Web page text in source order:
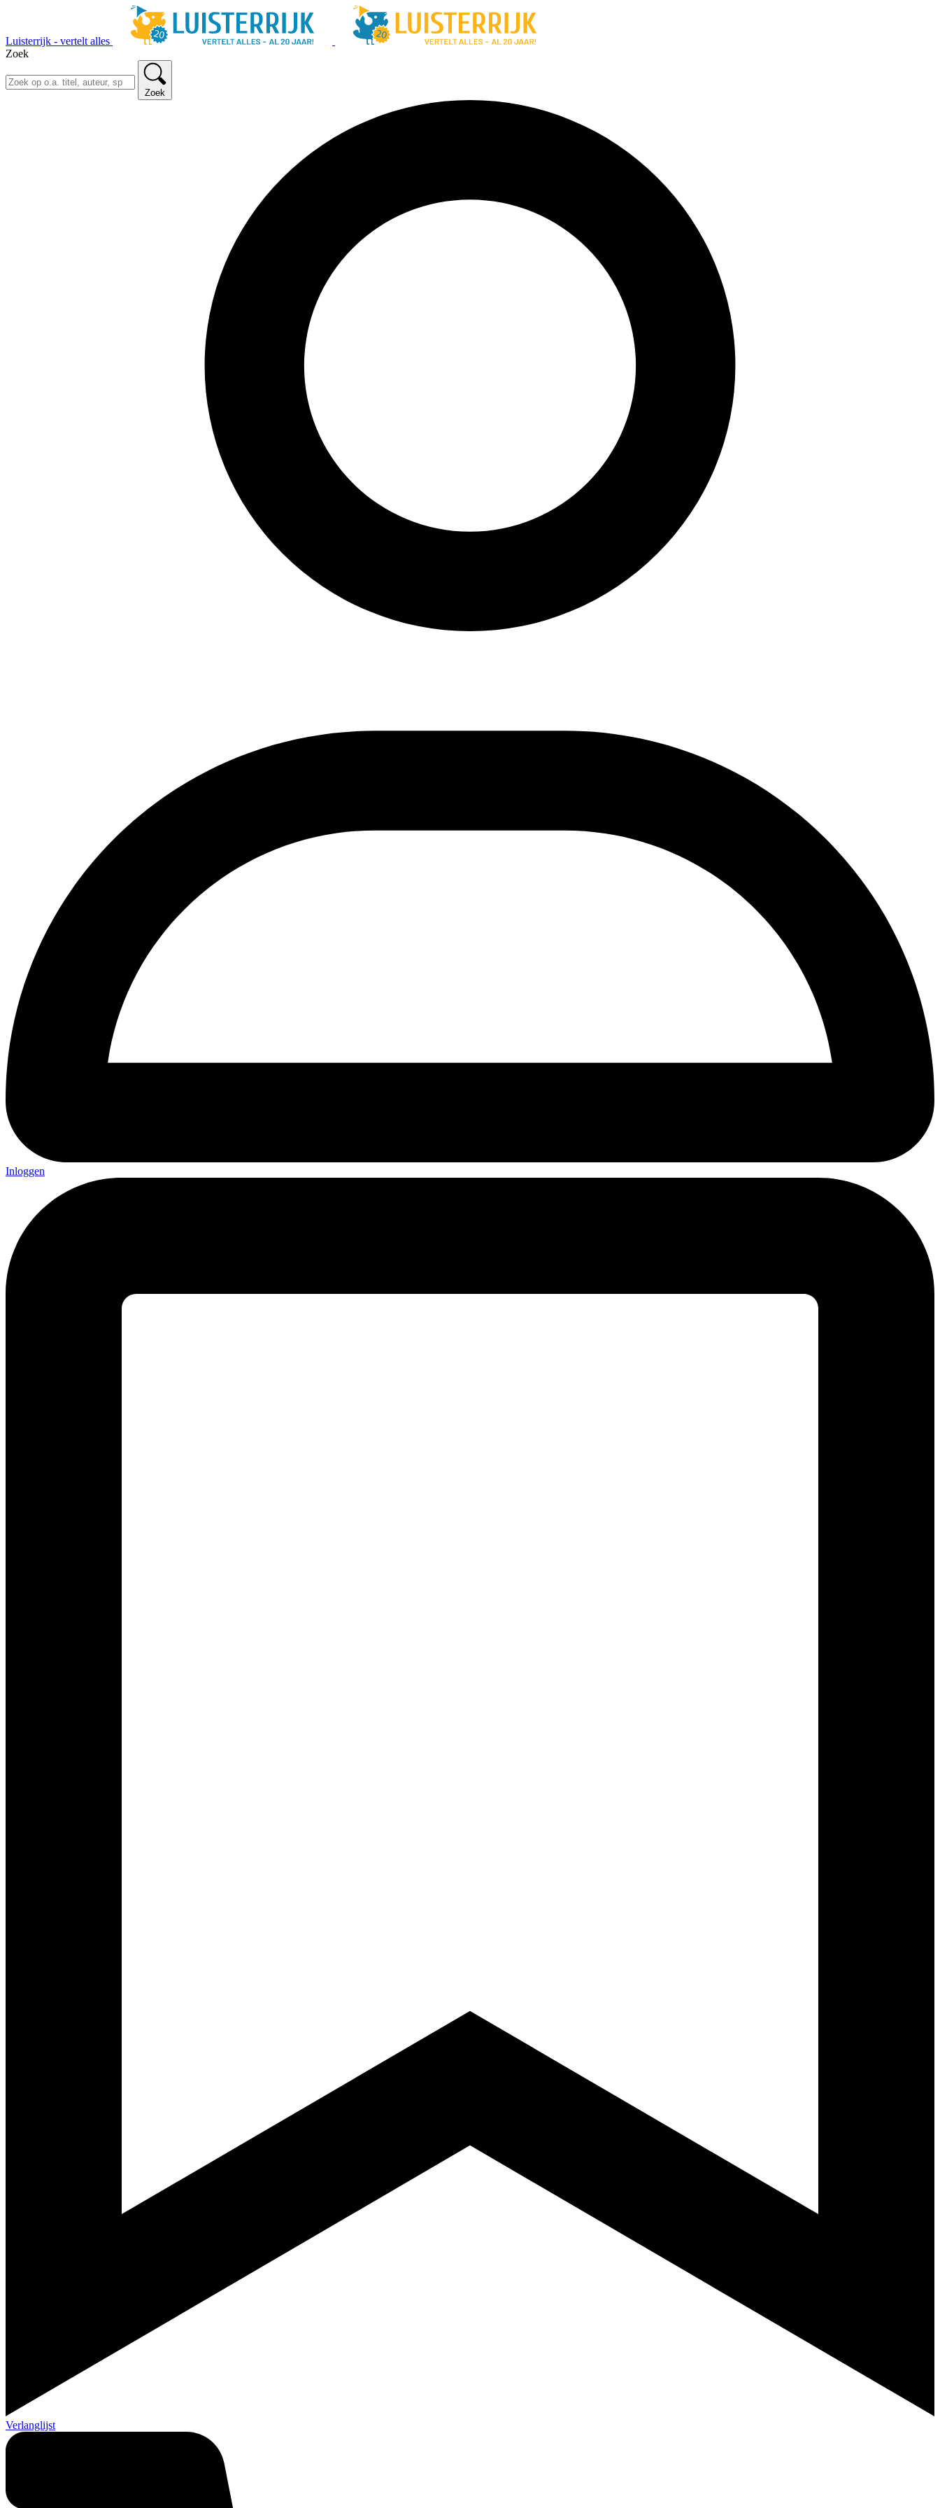
Luisterrijk - vertelt alles
Zoek
Zoek
Inloggen
Verlanglijst